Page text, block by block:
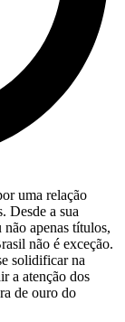
uma relação
Desde a sua
apenas títulos,
não é exceção.
solidificar na
a atenção dos
de ouro do